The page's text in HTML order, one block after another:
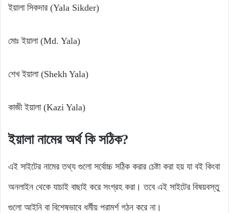
ইয়ালা সিকদার (Yala Sikder)
মোঃ ইয়ালা (Md. Yala)
শেখ ইয়ালা (Shekh Yala)
কাজী ইয়ালা (Kazi Yala)
ইয়ালানামের অর্থ কিসঠিক?
এই সাইটের নামের তথ্য গুলো সর্বোচ্চ সঠিক করার চেষ্টা করা হয় যা বই কিংবা
অনলাইন থেকে যাচাই বাছাই করে সংগ্রহ করা। তবে এই সাইটের বিষয়বস্তু
গুলো আইনি বা বিশেষভাবে ধর্মীয় পরামর্শ গঠন করে না।